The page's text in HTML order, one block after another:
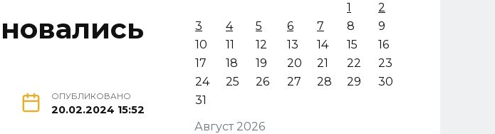
ОПУБЛИКОВАНО
20.02.2024 15:52
Август 2026
1
2
3
4 5 6 7 8
9
10
11 12 13 14 15
16
17
18 19 20 21 22
23
24
25 26 27 28 29
30
31